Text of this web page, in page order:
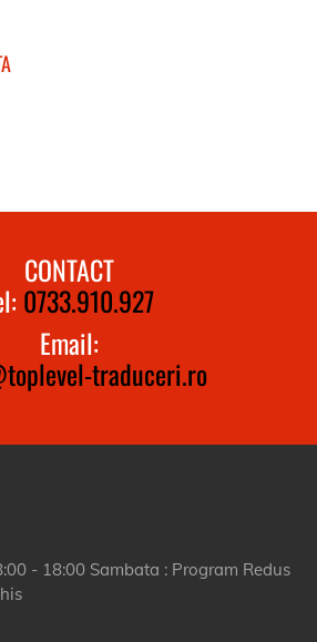
CONTACT
0733.910.927
Email:
traduceri.ro
- 18:00 Sambata : Program Redus